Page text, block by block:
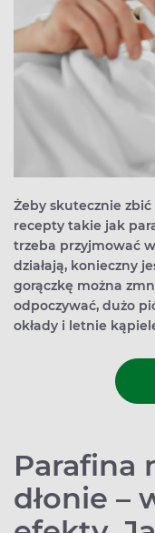
Żeby skutecznie zbić
recepty takie jak
trzeba przyjmować
działają, konieczny
gorączkę można
odpoczywać, dużo
okłady i letnie
Parafina
dłonie –